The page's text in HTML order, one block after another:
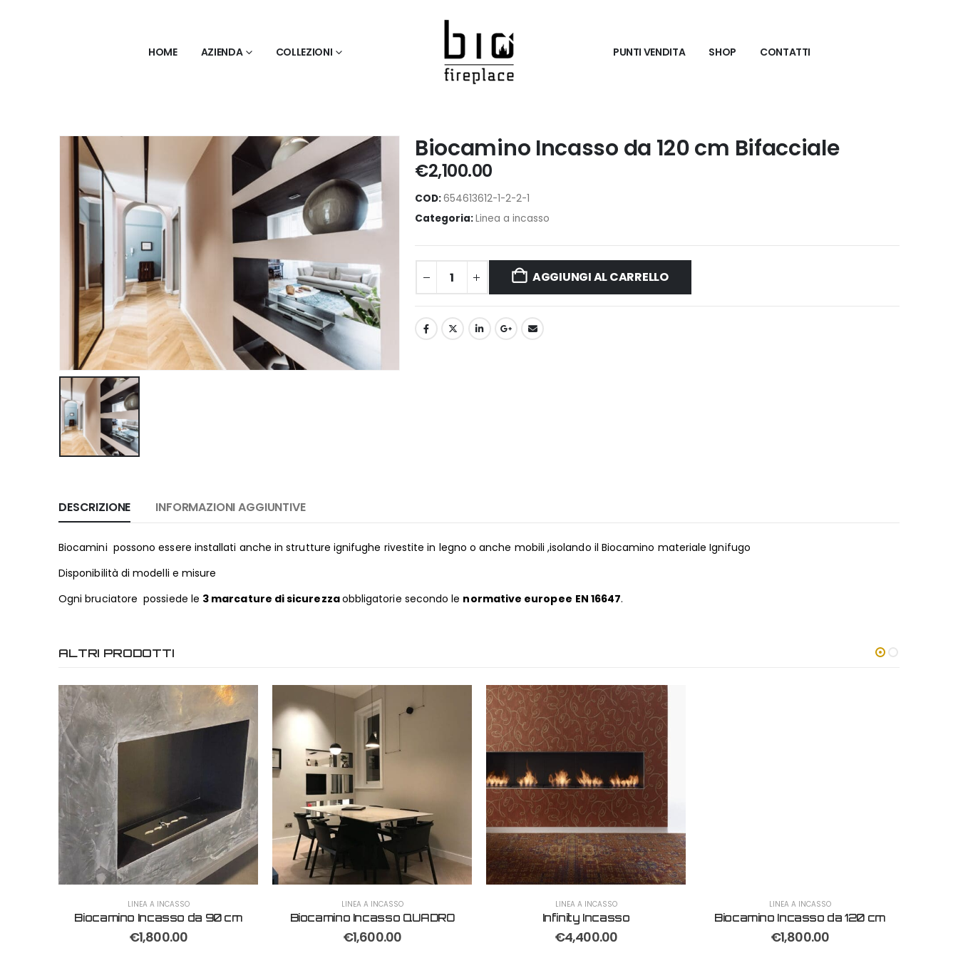
HOME AZIENDA COLLEZIONI PUNTI VENDITA SHOP CONTATTI
Biocamino Incasso da 120 cm Bifacciale
€2,100.00
COD:654613612-1-2-2-1
Categoria:Linea a incasso
AGGIUNGI AL CARRELLO
DESCRIZIONE INFORMAZIONI AGGIUNTIVE
Biocamini possono essere installati anche in strutture ignifughe rivestite in legno o anche mobili ,isolando il Biocamino materiale Ignifugo
Disponibilità di modelli e misure
Ogni bruciatore possiede le 3 marcature di sicurezzaobbligatorie secondo le normative europee EN 16647.
ALTRI PRODOTTI
LINEA A INCASSO
Biocamino Incasso da 90 cm
€1,800.00
LINEA A INCASSO
Biocamino Incasso QUADRO
€1,600.00
LINEA A INCASSO
Infinity Incasso
€4,400.00
LINEA A INCASSO
Biocamino Incasso da 120 cm
€1,800.00